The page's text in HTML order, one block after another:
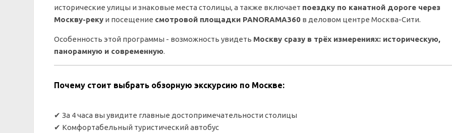
исторические улицы и знаковые места столицы, а также включает поездку по канатной дороге через
Москву-реку и посещение смотровой площадки PANORAMA360 в деловом центре Москва-Сити.
Особенность этой программы - возможность увидеть Москву сразу в трёх измерениях: историческую,
панорамную и современную.
Почему стоит выбрать обзорную экскурсию по Москве:
✔ За 4 часа вы увидите главные достопримечательности столицы
✔ Комфортабельный туристический автобус